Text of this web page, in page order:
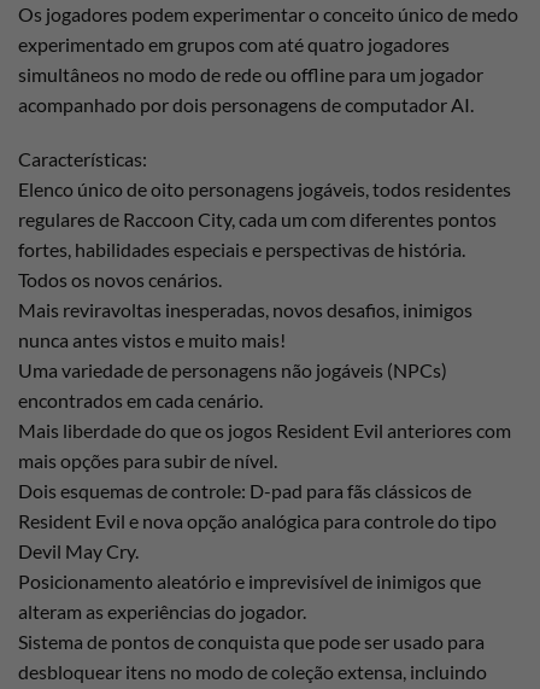
Os jogadores podem experimentar o conceito único de medo
experimentado em grupos com até quatro jogadores
simultâneos no modo de rede ou offline para um jogador
acompanhado por dois personagens de computador AI.
Características:
Elenco único de oito personagens jogáveis, todos residentes
regulares de Raccoon City, cada um com diferentes pontos
fortes, habilidades especiais e perspectivas de história.
Todos os novos cenários.
Mais reviravoltas inesperadas, novos desafios, inimigos
nunca antes vistos e muito mais!
Uma variedade de personagens não jogáveis ​​(NPCs)
encontrados em cada cenário.
Mais liberdade do que os jogos Resident Evil anteriores com
mais opções para subir de nível.
Dois esquemas de controle: D-pad para fãs clássicos de
Resident Evil e nova opção analógica para controle do tipo
Devil May Cry.
Posicionamento aleatório e imprevisível de inimigos que
alteram as experiências do jogador.
Sistema de pontos de conquista que pode ser usado para
desbloquear itens no modo de coleção extensa, incluindo